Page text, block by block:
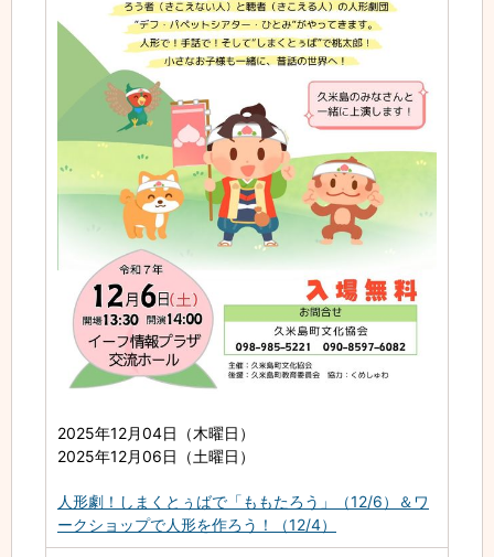
2025年12月04日（木曜日）
2025年12月06日（土曜日）
人形劇！しまくとぅばで「ももたろう」（12/6）＆ワ
ークショップで人形を作ろう！（12/4）